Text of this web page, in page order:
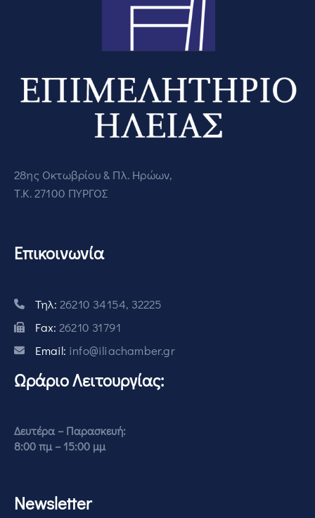
28ης Οκτωβρίου & Πλ. Ηρώων,
Τ.Κ. 27100 ΠΥΡΓΟΣ
Επικοινωνία
Τηλ: 26210 34154, 32225
Fax: 26210 31791
Email: info@iliachamber.gr
Ωράριο Λειτουργίας:
Δευτέρα – Παρασκευή:
8:00 πμ – 15:00 μμ
Newsletter